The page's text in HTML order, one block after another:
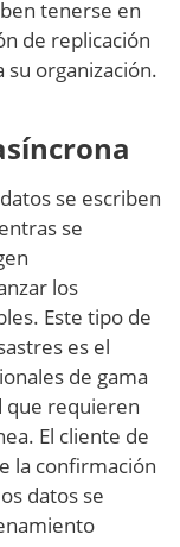
tenerse en
de replicación
organización.
se escriben
se
los
Este tipo de
es el
de gama
que requieren
El cliente de
la confirmación
datos se